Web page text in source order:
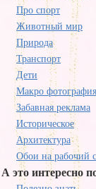
Про спорт
Животный мир
Природа
Транспорт
Дети
Макро фотография
Забавная реклама
Историческое
Архитектура
Обои на рабочий
А это интересно